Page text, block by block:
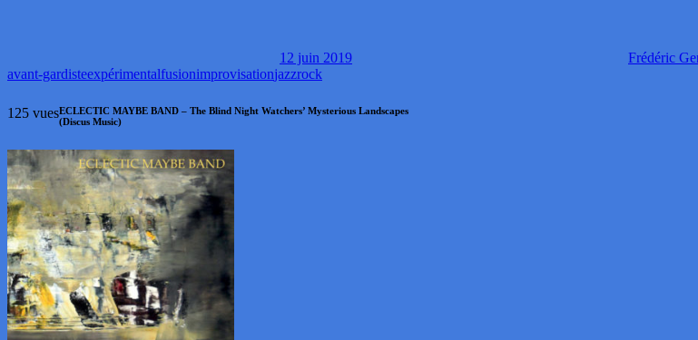
12 juin 2019 Frédéric
avant-gardisteexpérimentalfusionimprovisationjazzrock
125 vuesECLECTIC MAYBE BAND – The Blind Night Watchers’ Mysterious Landscapes
(Discus Music)